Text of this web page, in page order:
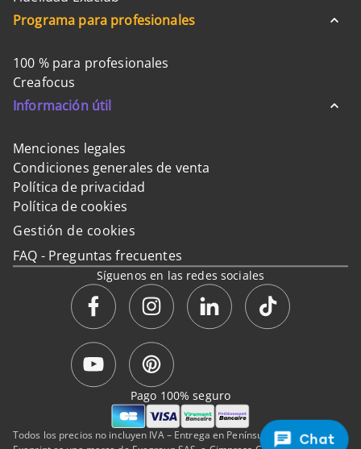
Chat
Programa para profesionales
100 % para profesionales
Creafocus
Información útil
Menciones legales
Condiciones generales de venta
Política de privacidad
Política de cookies
Gestión de cookies
FAQ - Preguntas frecuentes
Síguenos en las redes sociales
Todos los precios no incluyen IVA – Entrega en Península y Baleares.
Pago 100% seguro